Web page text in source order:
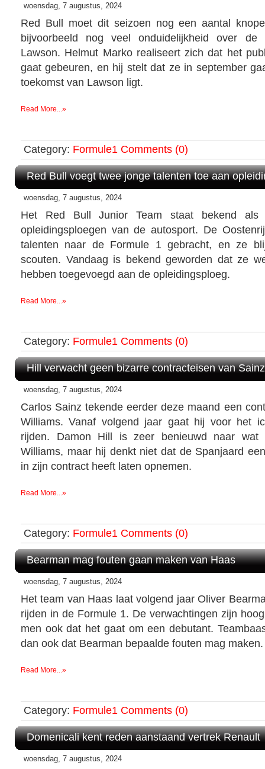
woensdag, 7 augustus, 2024
Red Bull moet dit seizoen nog een aantal
bijvoorbeeld nog veel onduidelijkheid over de
Lawson. Helmut Marko realiseert zich dat het
gaat gebeuren, en hij stelt dat ze in september
toekomst van Lawson ligt.
Read More...»
Category: Formule1 Comments (0)
Red Bull voegt twee jonge talenten toe aan
woensdag, 7 augustus, 2024
Het Red Bull Junior Team staat bekend
opleidingsploegen van de autosport. De
talenten naar de Formule 1 gebracht, en ze
scouten. Vandaag is bekend geworden dat ze
hebben toegevoegd aan de opleidingsploeg.
Read More...»
Category: Formule1 Comments (0)
Hill verwacht geen bizarre contracteisen van Sainz
woensdag, 7 augustus, 2024
Carlos Sainz tekende eerder deze maand een
Williams. Vanaf volgend jaar gaat hij voor het
rijden. Damon Hill is zeer benieuwd naar
Williams, maar hij denkt niet dat de Spanjaard
in zijn contract heeft laten opnemen.
Read More...»
Category: Formule1 Comments (0)
Bearman mag fouten gaan maken van Haas
woensdag, 7 augustus, 2024
Het team van Haas laat volgend jaar Oliver
rijden in de Formule 1. De verwachtingen zijn
men ook dat het gaat om een debutant.
dan ook dat Bearman bepaalde fouten mag maken.
Read More...»
Category: Formule1 Comments (0)
Domenicali kent reden aanstaand vertrek Renault
woensdag, 7 augustus, 2024